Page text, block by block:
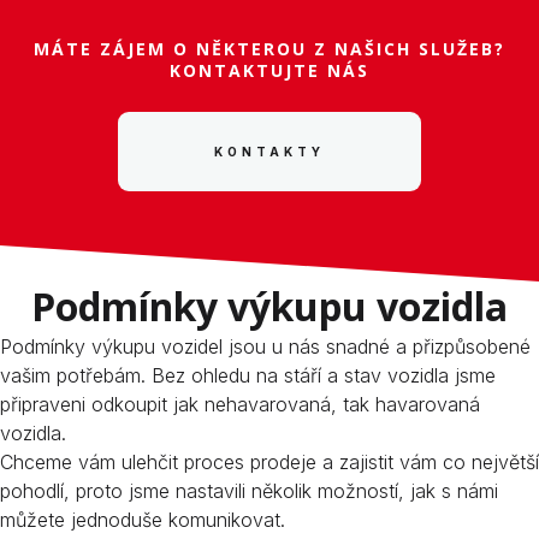
MÁTE ZÁJEM O NĚKTEROU Z NAŠICH SLUŽEB?
KONTAKTUJTE NÁS
KONTAKTY
Podmínky výkupu vozidla
Podmínky výkupu vozidel jsou u nás snadné a přizpůsobené
vašim potřebám. Bez ohledu na stáří a stav vozidla jsme
připraveni odkoupit jak nehavarovaná, tak havarovaná
vozidla.
Chceme vám ulehčit proces prodeje a zajistit vám co největší
pohodlí, proto jsme nastavili několik možností, jak s námi
můžete jednoduše komunikovat.